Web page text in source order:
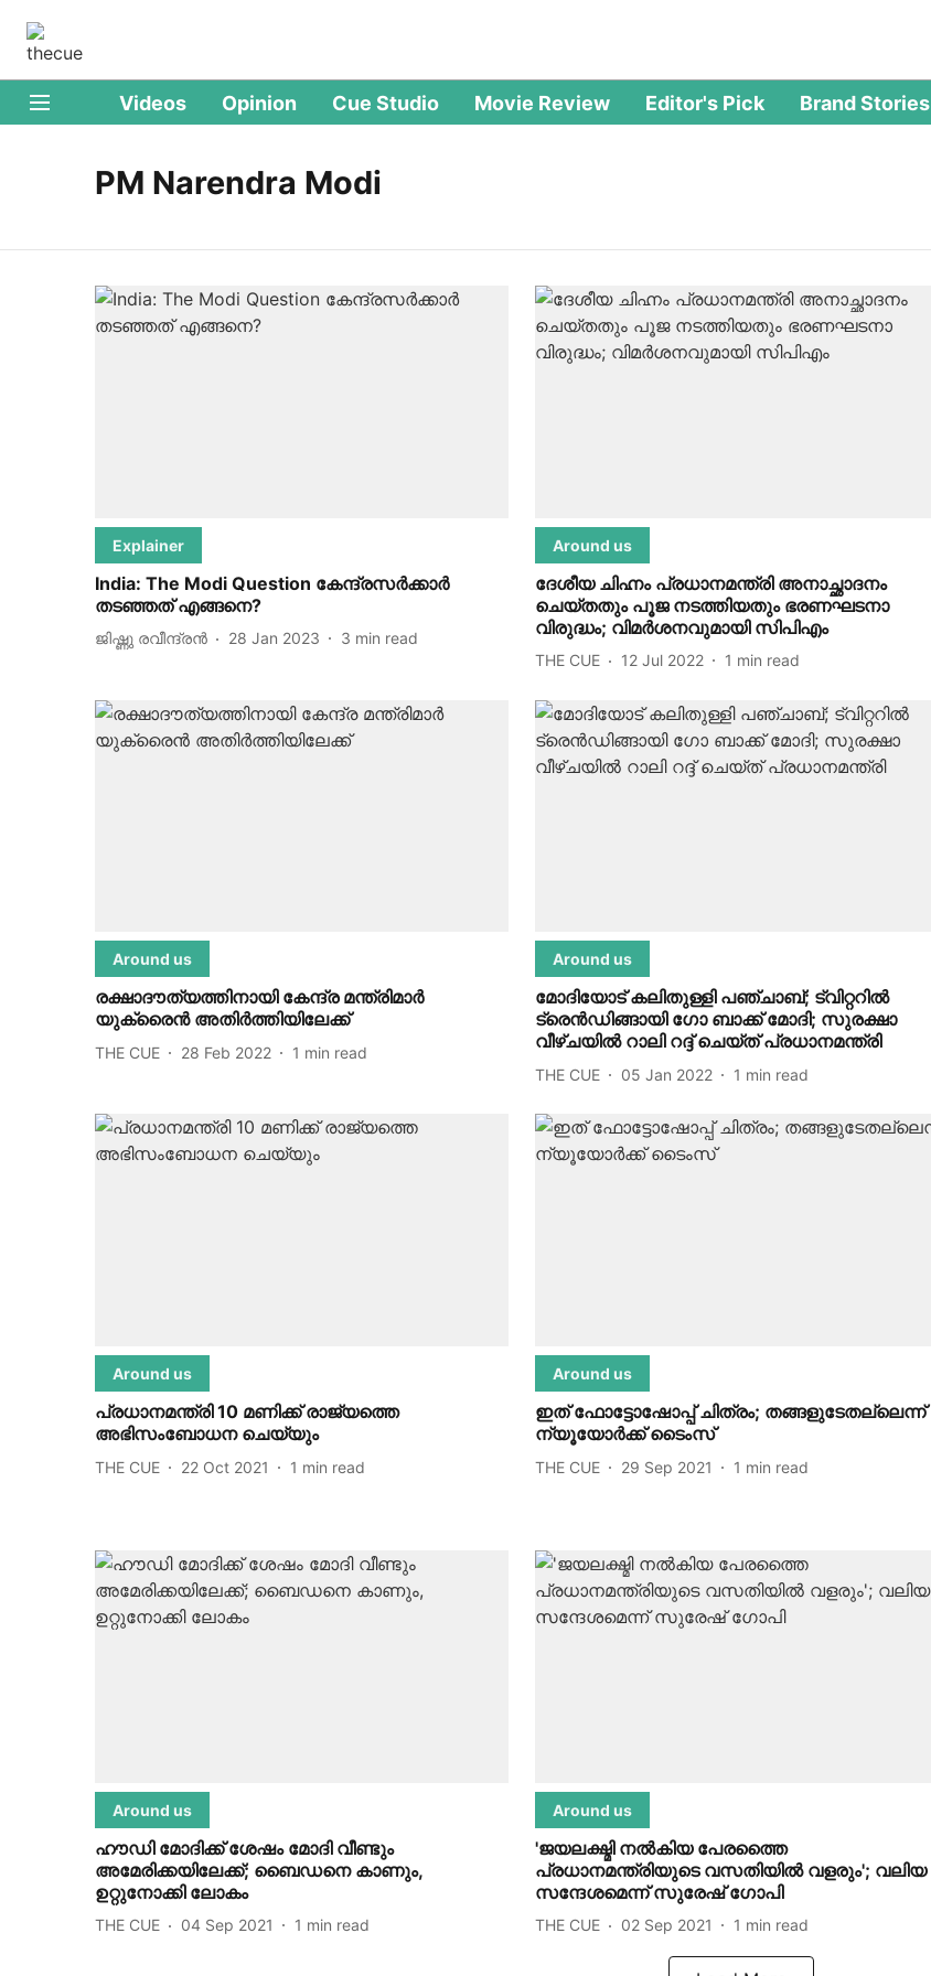
Videos Opinion Cue Studio Movie Review Editor's Pick Brand Stories
PM Narendra Modi
Explainer
India: The Modi Question കേന്ദ്രസർക്കാർ
തടഞ്ഞത് എങ്ങനെ?
ജിഷ്ണു രവീന്ദ്രന്‍ 28 Jan 2023 3 min read
Around us
ദേശീയ ചിഹ്നം പ്രധാനമന്ത്രി അനാച്ഛാദനം
ചെയ്തതും പൂജ നടത്തിയതും ഭരണഘടനാ
വിരുദ്ധം; വിമര്‍ശനവുമായി സിപിഎം
THE CUE 12 Jul 2022 1 min read
Around us
രക്ഷാദൗത്യത്തിനായി കേന്ദ്ര മന്ത്രിമാർ
യുക്രൈൻ അതിർത്തിയിലേക്ക്
THE CUE 28 Feb 2022 1 min read
Around us
മോദിയോട് കലിതുള്ളി പഞ്ചാബ്; ട്വിറ്ററില്‍
ട്രെന്‍ഡിങ്ങായി ഗോ ബാക്ക് മോദി; സുരക്ഷാ
വീഴ്ചയില്‍ റാലി റദ്ദ് ചെയ്ത് പ്രധാനമന്ത്രി
THE CUE 05 Jan 2022 1 min read
Around us
പ്രധാനമന്ത്രി 10 മണിക്ക് രാജ്യത്തെ
അഭിസംബോധന ചെയ്യും
THE CUE 22 Oct 2021 1 min read
Around us
ഇത് ഫോട്ടോഷോപ്പ് ചിത്രം; തങ്ങളുടേതല്ലെന്ന്
ന്യൂയോര്‍ക്ക് ടൈംസ്
THE CUE 29 Sep 2021 1 min read
Around us
ഹൗഡി മോദിക്ക് ശേഷം മോദി വീണ്ടും
അമേരിക്കയിലേക്ക്; ബൈഡനെ കാണും,
ഉറ്റുനോക്കി ലോകം
THE CUE 04 Sep 2021 1 min read
Around us
'ജയലക്ഷ്മി നല്‍കിയ പേരത്തൈ
പ്രധാനമന്ത്രിയുടെ വസതിയില്‍ വളരും'; വലിയ
സന്ദേശമെന്ന് സുരേഷ് ഗോപി
THE CUE 02 Sep 2021 1 min read